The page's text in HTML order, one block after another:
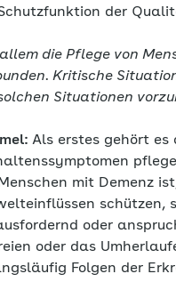
der
die Pflege von
Kritische
Situationen
Als erstes gehört
mit Demenz
schützen,
oder
oder das
Folgen der